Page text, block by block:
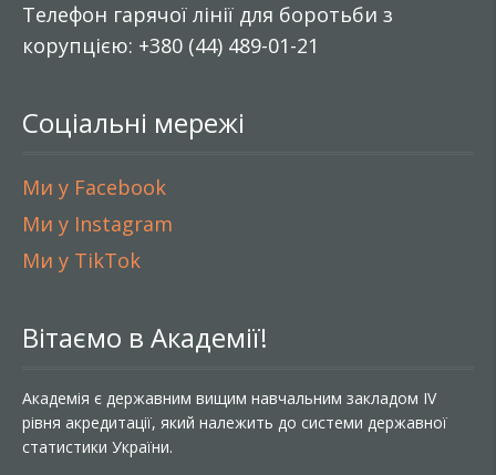
Телефон гарячої лінії для боротьби з
корупцією: +380 (44) 489-01-21
Соціальні мережі
Ми у Facebook
Ми у Instagram
Ми у TikTok
Вітаємо в Академії!
Академія є державним вищим навчальним закладом IV
рівня акредитації, який належить до системи державної
статистики України.